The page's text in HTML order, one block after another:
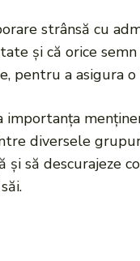
strânsă cu
și că orice
pentru a asigura
diversele
să descurajeze